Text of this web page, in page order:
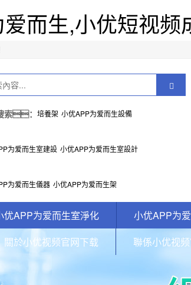
而生,小优短视
索： 培養架 小优APP为爱而生設備
为爱而生室建設 小优APP为爱而生室設計
为爱而生儀器 小优APP为爱而生架
优APP为爱而生室淨化 小优APP为
關於小优视频官网下载 聯係小优视